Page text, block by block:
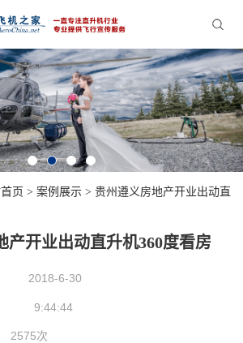
页 > 案例展示 > 贵州遵义房地产开业出动直
产开业出动直升机360度看房
2018-6-30
9:44:44
2575次